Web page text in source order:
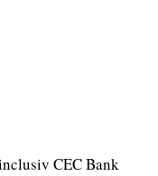
CEC Bank